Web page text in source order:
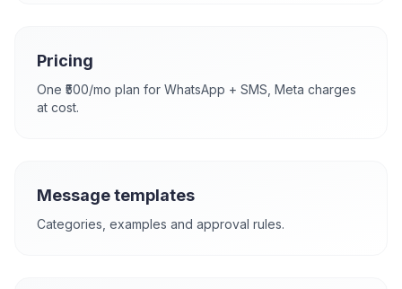
Pricing
One ₹500/mo plan for WhatsApp + SMS, Meta charges
at cost.
Message templates
Categories, examples and approval rules.